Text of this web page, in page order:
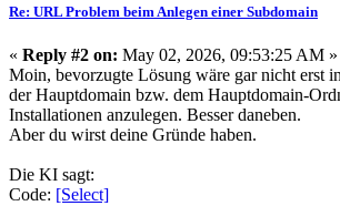
Re: URL Problem beim Anlegen einer Subdomain
« Reply #2 on: May 02, 2026, 09:53:25 AM »
Moin, bevorzugte Lösung wäre gar nicht erst
der Hauptdomain bzw. dem Hauptdomain-
Installationen anzulegen. Besser daneben.
Aber du wirst deine Gründe haben.
Die KI sagt:
Code: [Select]